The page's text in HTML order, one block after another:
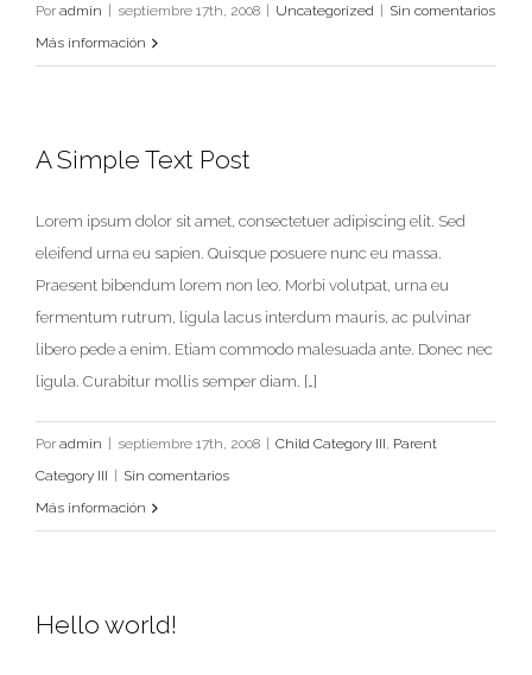
Por admin | septiembre 17th, 2008 | Uncategorized | Sin comentarios
Más información
A Simple Text Post
Lorem ipsum dolor sit amet, consectetuer adipiscing elit. Sed
eleifend urna eu sapien. Quisque posuere nunc eu massa.
Praesent bibendum lorem non leo. Morbi volutpat, urna eu
fermentum rutrum, ligula lacus interdum mauris, ac pulvinar
libero pede a enim. Etiam commodo malesuada ante. Donec nec
ligula. Curabitur mollis semper diam. […]
Por admin | septiembre 17th, 2008 | Child Category III Parent
Category III | Sin comentarios
Más información
Hello world!